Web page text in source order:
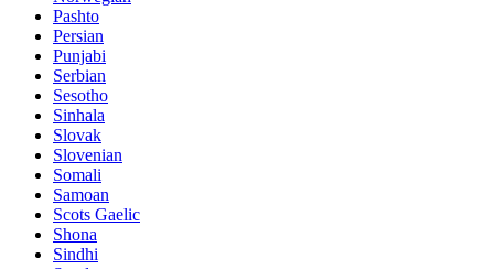
Pashto
Persian
Punjabi
Serbian
Sesotho
Sinhala
Slovak
Slovenian
Somali
Samoan
Scots Gaelic
Shona
Sindhi